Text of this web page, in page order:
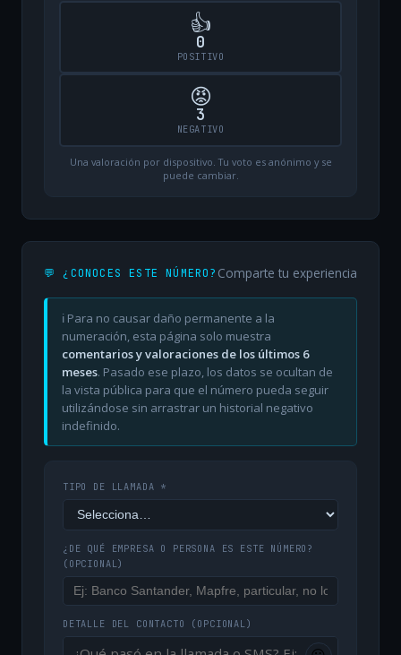
👍
0
POSITIVO
😡
3
NEGATIVO
Una valoración por dispositivo. Tu voto es anónimo y se
puede cambiar.
💬 ¿CONOCES ESTE NÚMERO? Comparte tu experiencia
ℹ️ Para no causar daño permanente a la
numeración, esta página solo muestra
comentarios y valoraciones de los últimos 6
meses. Pasado ese plazo, los datos se ocultan de
la vista pública para que el número pueda seguir
utilizándose sin arrastrar un historial negativo
indefinido.
TIPO DE LLAMADA *
¿DE QUÉ EMPRESA O PERSONA ES ESTE NÚMERO?
(OPCIONAL)
DETALLE DEL CONTACTO (OPCIONAL)